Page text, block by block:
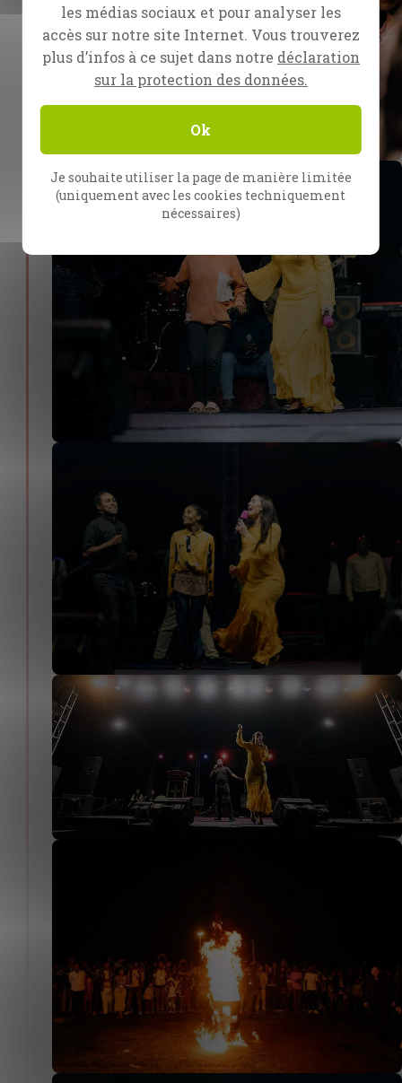
les médias sociaux et pour analyser les
accès sur notre site Internet. Vous trouverez
plus d’infos à ce sujet dans notre déclaration
sur la protection des données.
Ok
Je souhaite utiliser la page de manière limitée
(uniquement avec les cookies techniquement
nécessaires)